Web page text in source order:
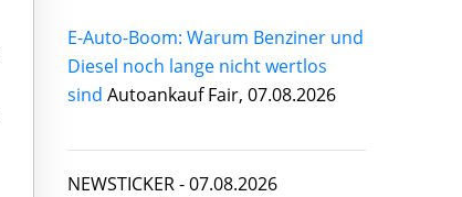
E-Auto-Boom: Warum Benziner und
Diesel noch lange nicht wertlos
sind Autoankauf Fair, 07.08.2026
NEWSTICKER -07.08.2026